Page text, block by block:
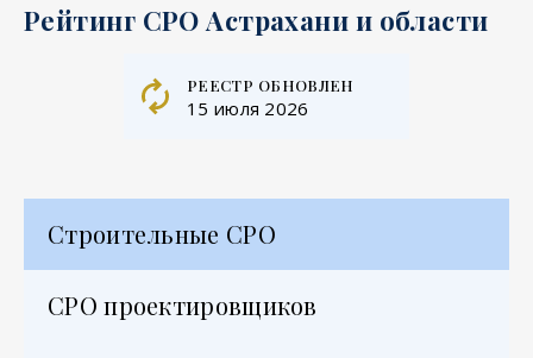
Рейтинг СРО Астрахани и области
реестр обновлен
15 июля 2026
Строительные СРО
СРО проектировщиков